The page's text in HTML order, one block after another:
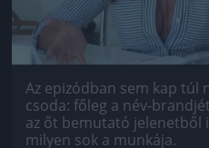
Az epizódban sem kap túl
csoda: főleg a név-
az őt bemutató jelenetből
milyen sok a munkája.